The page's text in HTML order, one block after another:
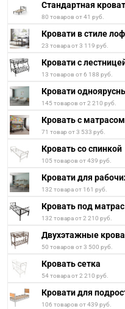
Стандартная
80 товаров от 41 руб.
Кровати в стиле
23 товара от 3 119 руб.
Кровати с
13 товаров от 6 188 руб.
Кровати
145 товаров от 2 210 руб.
Кровать с
71 товар от 3 533 руб.
Кровать со спинкой
105 товаров от 439 руб.
Кровати для
132 товара от 161 руб.
Кровать под матрас
132 товара от 2 210 руб.
Двухэтажные
50 товаров от 3 500 руб.
Кровать сетка
54 товара от 2 210 руб.
Кровати для
106 товаров от 439 руб.